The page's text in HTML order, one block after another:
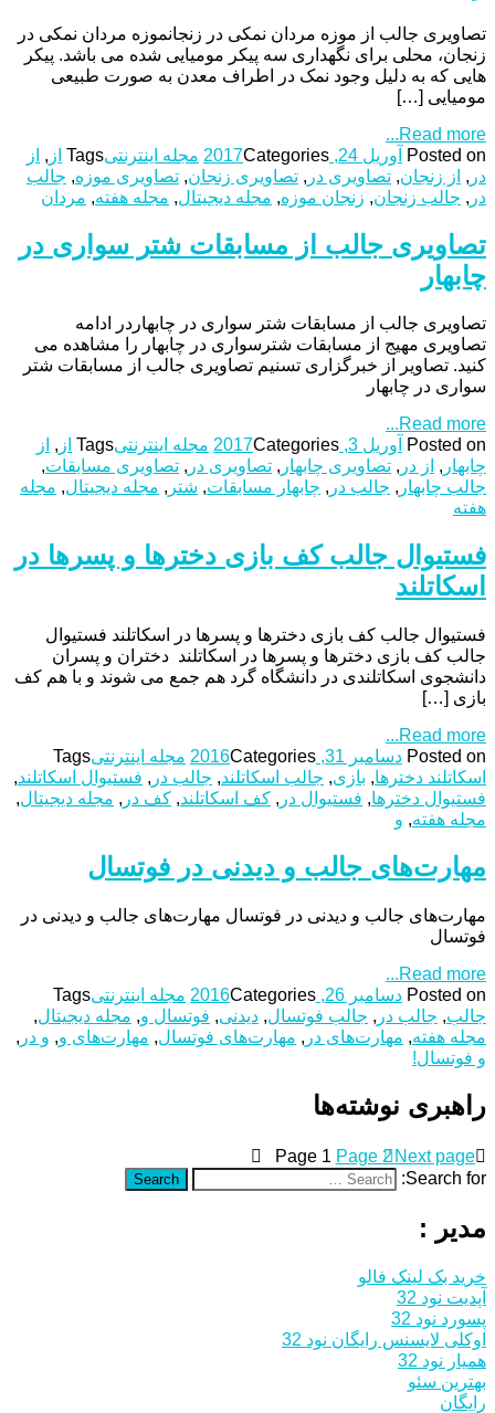
تصاویری جالب از موزه مردان نمکی در زنجانموزه مردان نمکی در
زنجان، محلی برای نگهداری سه پیکر مومیایی شده می باشد. پیکر
هایی که به دلیل وجود نمک در اطراف معدن به صورت طبیعی
مومیایی […]
Read more...
Posted on
آوریل 24, 2017 Categories مجله اینترنتیTags از , از
در , از زنجان, تصاویری در , تصاویری زنجان, تصاویری موزه, جالب
در , جالب زنجان, زنجان موزه, مجله دیجیتال, مجله هفته, مردان
تصاویری جالب از مسابقات شتر سواری در
چابهار
تصاویری جالب از مسابقات شتر سواری در چابهاردر ادامه
تصاویری مهیج از مسابقات شترسواری در چابهار را مشاهده می
کنید. تصاویر از خبرگزاری تسنیم تصاویری جالب از مسابقات شتر
سواری در چابهار
Read more...
Posted on
آوریل 3, 2017 Categories مجله اینترنتیTags از , از
چابهار , از در , تصاویری چابهار , تصاویری در , تصاویری مسابقات,
جالب چابهار , جالب در , چابهار مسابقات, شتر , مجله دیجیتال, مجله
هفته
فستیوال جالب کف بازی دخترها و پسرها در
اسکاتلند
فستیوال جالب کف بازی دخترها و پسرها در اسکاتلند فستیوال
جالب کف بازی دخترها و پسرها در اسکاتلند دختران و پسران
دانشجوی اسکاتلندی در دانشگاه گرد هم جمع می شوند و با هم کف
بازی […]
Read more...
Posted on دسامبر 31, 2016 Categories مجله اینترنتیTags
اسکاتلند دخترها, بازی, جالب اسکاتلند, جالب در , فستیوال اسکاتلند,
فستیوال دخترها, فستیوال در , کف اسکاتلند, کف در , مجله دیجیتال,
مجله هفته, و
مهارت‌های جالب و دیدنی در فوتسال
مهارت‌های جالب و دیدنی در فوتسال مهارت‌های جالب و دیدنی در
فوتسال
Read more...
Posted on دسامبر 26, 2016 Categories مجله اینترنتیTags
جالب, جالب در , جالب فوتسال, دیدنی, فوتسال و, مجله دیجیتال,
مجله هفته, مهارت‌های در , مهارت‌های فوتسال, مهارت‌های و, و در ,
و فوتسال!
راهبری نوشته‌ها
Page 1 Page 2 Next page
Search for:
Search
مدیر :
خرید بک لینک فالو
آپدیت نود 32
پسورد نود 32
اوکلی لایسنس رایگان نود 32
همیار نود 32
بهترین سئو
رایگان